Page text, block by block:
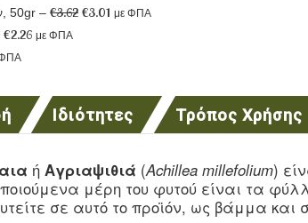
50gr – €3.62 €3.01 με ΦΠΑ
€2.26 με ΦΠΑ
Ιδιότητες Τρόπος Χρήσης
ή Αγριαψιθιά (Αchillea millefolium)
μέρη του φυτού είναι τα
σε αυτό το προϊόν, ως βάμμα και